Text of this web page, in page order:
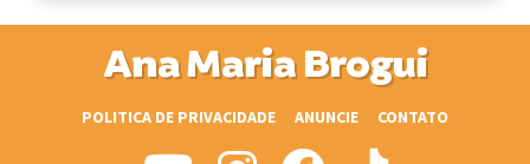
Ana Maria Brogui
POLITICA DE PRIVACIDADE ANUNCIE CONTATO